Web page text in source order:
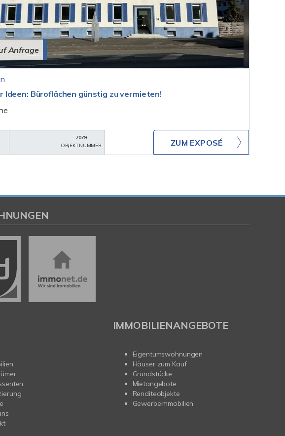
Anfrage
Ideen: Büroflächen günstig zu vermieten!
7079
OBJEKTNUMMER
ZUM EXPOSÉ
IMMOBILIENANGEBOTE
Eigentumswohnungen
Häuser zum Kauf
Grundstücke
Mietangebote
Renditeobjekte
Gewerbeimmobilien